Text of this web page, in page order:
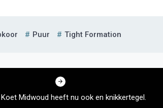
Puur Tight Formation
Koet Midwoud heeft nu ook en knikkertegel.